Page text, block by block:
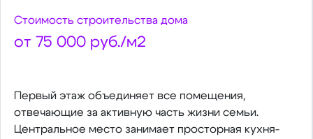
Стоимость строительства дома
от 75 000 руб./м2
Первый этаж объединяет все помещения,
отвечающие за активную часть жизни семьи.
Центральное место занимает просторная кухня-